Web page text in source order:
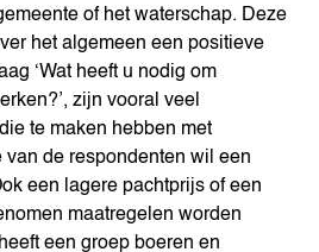
of het waterschap. Deze
het algemeen een positieve
‘Wat heeft u nodig om
zijn vooral veel
te maken hebben met
de respondenten wil een
een lagere pachtprijs of een
maatregelen worden
een groep boeren en